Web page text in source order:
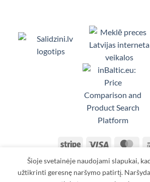
Viedpulksteņi,
Stripe Visa
KONTAKTAI TAISYKLĖS IR SĄLYGOS
GRĄŽINIMAS
APMOKĖJIMAS ASMENS
Šioje svetainėje naudojami slapukai,
užtikrinti geresnę naršymo patirtį.